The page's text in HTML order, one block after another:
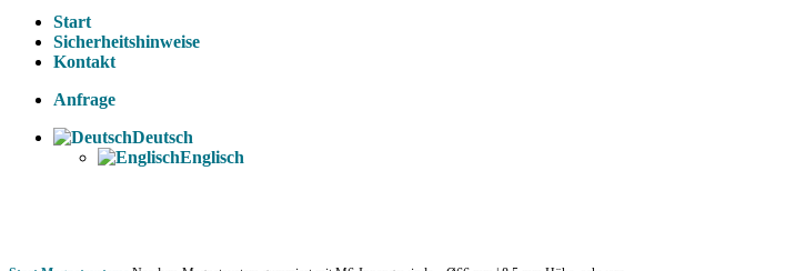
Start
Sicherheitshinweise
Kontakt
Anfrage
Deutsch
Englisch